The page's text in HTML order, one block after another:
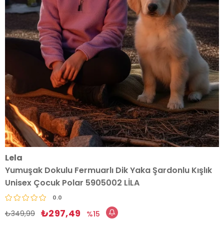
Lela
Yumuşak Dokulu Fermuarlı Dik Yaka Şardonlu Kışlık
Unisex Çocuk Polar 5905002 LİLA
0.0
₺349,99 ₺297,49
15